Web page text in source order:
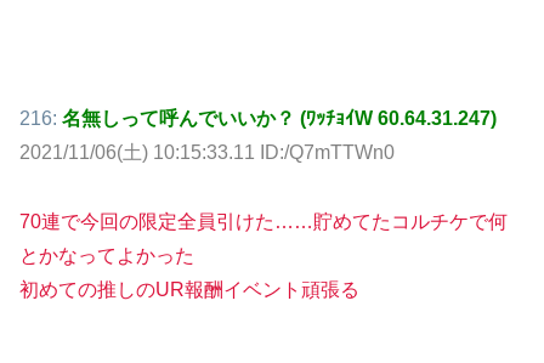
216: 名無しって呼んでいいか？ (ﾜｯﾁｮｲW 60.64.31.247)
2021/11/06(土) 10:15:33.11 ID:/Q7mTTWn0
70連で今回の限定全員引けた……貯めてたコルチケで何
とかなってよかった
初めての推しのUR報酬イベント頑張る